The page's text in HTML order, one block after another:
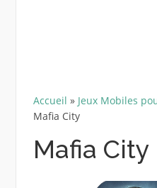
Accueil » Jeux Mobiles
Mafia City
Mafia City